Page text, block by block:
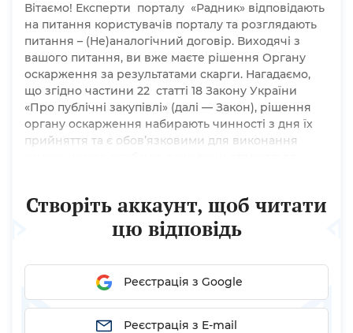
Вітаємо! Експерти порталу «Радник» відповідають
на питання користувачів порталу та розглядають
питання – (Не)аналогічний договір. Виходячі з
вашого питання, ви вже маєте рішення Органу
оскарження за результатами скарги. Нагадаємо,
що згідно частини 22 статті 18 Закону України
«Про публічні закупівлі» (далі — Закон), рішення
органу оскарження набирають чинності з дня їх
прийняття та є обов’язковими для виконання
було оскаржене до суду, таке рішення має...
Створіть аккаунт, щоб читати
цю відповідь
Реєстрація з Google
Реєстрація з E-mail